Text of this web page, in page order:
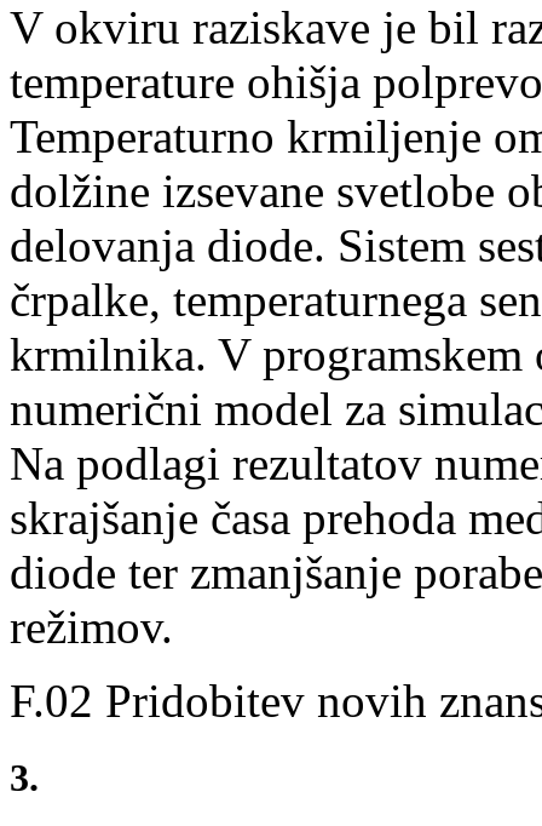
V okviru raziskave je bil
temperature ohišja
Temperaturno krmiljenje
dolžine izsevane svetlobe
delovanja diode. Sistem
črpalke, temperaturnega
krmilnika. V
numerični model za
Na podlagi rezultatov
skrajšanje časa prehoda
diode ter zmanjšanje
režimov.
F.02 Pridobitev novih
3.